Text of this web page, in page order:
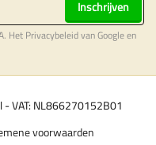
Inschrijven
Het Privacybeleidvan Google en
VAT: NL866270152B01
voorwaarden